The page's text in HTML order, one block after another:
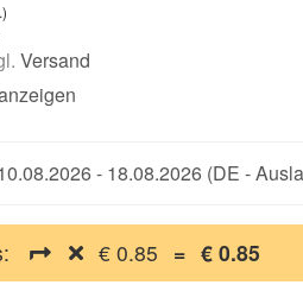
Versand
- 18.08.2026 (DE -
€ 0.85 = € 0.85